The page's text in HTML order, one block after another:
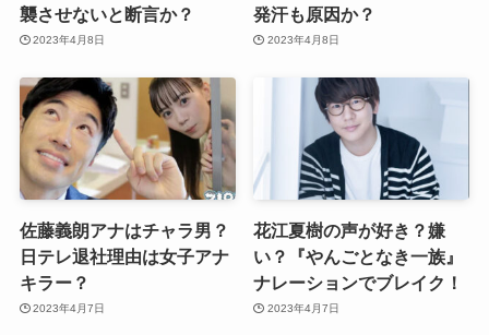
襲させないと断言か？
2023年4月8日
発汗も原因か？
2023年4月8日
佐藤義朗アナはチャラ男？
日テレ退社理由は女子アナ
キラー？
2023年4月7日
花江夏樹の声が好き？嫌
い？『やんごとなき一族』
ナレーションでブレイク！
2023年4月7日